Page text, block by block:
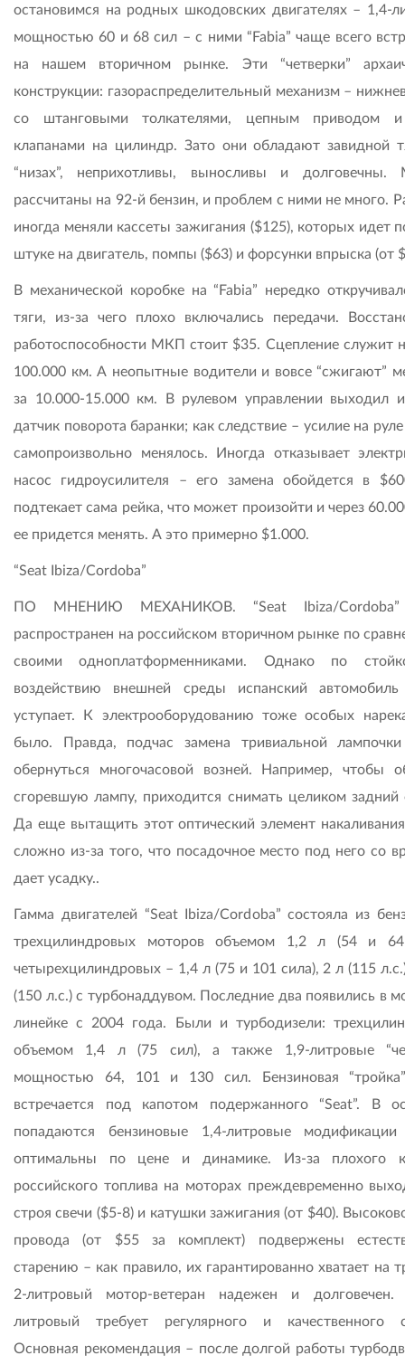
остановимся на родных шкодовских двигателях – 1,4-
мощностью 60 и 68 сил – с ними “Fabia” чаще всего
на нашем вторичном рынке. Эти “четверки”
конструкции: газораспределительный механизм –
со штанговыми толкателями, цепным приводом
клапанами на цилиндр. Зато они обладают завидной
“низах”, неприхотливы, выносливы и долговечны.
рассчитаны на 92-й бензин, и проблем с ними не много.
иногда меняли кассеты зажигания ($125), которых идет
штуке на двигатель, помпы ($63) и форсунки впрыска (от
В механической коробке на “Fabia” нередко
тяги, из-за чего плохо включались передачи.
работоспособности МКП стоит $35. Cцепление служит
100.000 км. А неопытные водители и вовсе “сжигают”
за 10.000-15.000 км. В рулевом управлении выходил
датчик поворота баранки; как следствие – усилие на
самопроизвольно менялось. Иногда отказывает
насос гидроусилителя – его замена обойдется в
подтекает сама рейка, что может произойти и через
ее придется менять. А это примерно $1.000.
“Seat Ibiza/Cordoba”
ПО МНЕНИЮ МЕХАНИКОВ. “Seat Ibiza/Cordoba”
распространен на российском вторичном рынке по
своими одноплатформенниками. Однако по
воздействию внешней среды испанский
уступает. К электрооборудованию тоже особых
было. Правда, подчас замена тривиальной
обернуться многочасовой возней. Например, чтобы
сгоревшую лампу, приходится снимать целиком задний
Да еще вытащить этот оптический элемент
сложно из-за того, что посадочное место под него со
дает усадку..
Гамма двигателей “Seat Ibiza/Cordoba” состояла из
трехцилиндровых моторов объемом 1,2 л (54 и
четырехцилиндровых – 1,4 л (75 и 101 сила), 2 л (115
(150 л.с.) с турбонаддувом. Последние два появились в
линейке с 2004 года. Были и турбодизели:
объемом 1,4 л (75 сил), а также 1,9-литровые
мощностью 64, 101 и 130 сил. Бензиновая
встречается под капотом подержанного “Seat”. В
попадаются бензиновые 1,4-литровые
оптимальны по цене и динамике. Из-за плохого
российского топлива на моторах преждевременно
строя свечи ($5-8) и катушки зажигания (от $40).
провода (от $55 за комплект) подвержены
старению – как правило, их гарантированно хватает на
2-литровый мотор-ветеран надежен и
литровый требует регулярного и качественного
Основная рекомендация – после долгой работы